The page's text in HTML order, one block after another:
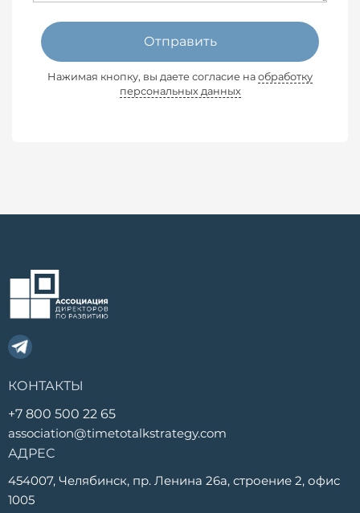
Отправить
Нажимая кнопку, вы даете согласие на обработку
персональных данных
КОНТАКТЫ
+7 800 500 22 65
association@timetotalkstrategy.com
АДРЕС
454007, Челябинск, пр. Ленина 26а, строение 2, офис
1005